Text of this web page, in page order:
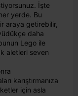
İşte
yerde. Bu
araya getirebilir,
daha
Lego ile
aletleri seven
karıştırmanıza
için asla